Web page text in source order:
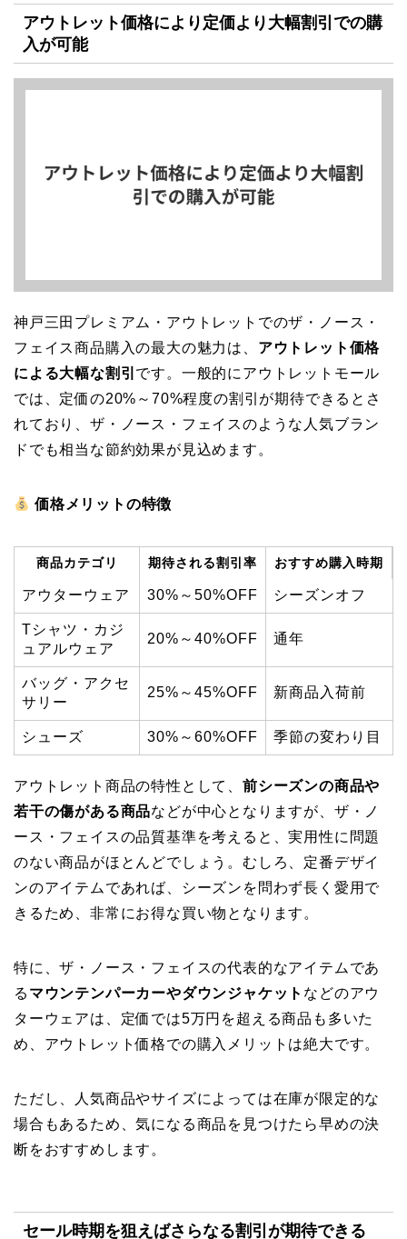
アウトレット価格により定価より大幅割引での購
入が可能
神戸三田プレミアム・アウトレットでのザ・ノース・
フェイス商品購入の最大の魅力は、 アウトレット価格
による大幅な割引 です。一般的にアウトレットモール
では、定価の20%～70%程度の割引が期待できるとさ
れており、ザ・ノース・フェイスのような人気ブラン
ドでも相当な節約効果が見込めます。
価格メリットの特徴
商品カテゴリ 期待される割引率 おすすめ購入時期
アウターウェア 30%～50%OFF シーズンオフ
Tシャツ・カジ
ュアルウェア
20%～40%OFF 通年
バッグ・アクセ
サリー
25%～45%OFF 新商品入荷前
シューズ 30%～60%OFF 季節の変わり目
アウトレット商品の特性として、 前シーズンの商品や
若干の傷がある商品などが中心となりますが、ザ・ノ
ース・フェイスの品質基準を考えると、実用性に問題
のない商品がほとんどでしょう。むしろ、定番デザイ
ンのアイテムであれば、シーズンを問わず長く愛用で
きるため、非常にお得な買い物となります。
特に、ザ・ノース・フェイスの代表的なアイテムであ
る マウンテンパーカーやダウンジャケット などのアウ
ターウェアは、定価では5万円を超える商品も多いた
め、アウトレット価格での購入メリットは絶大です。
ただし、人気商品やサイズによっては在庫が限定的な
場合もあるため、気になる商品を見つけたら早めの決
断をおすすめします。
セール時期を狙えばさらなる割引が期待できる